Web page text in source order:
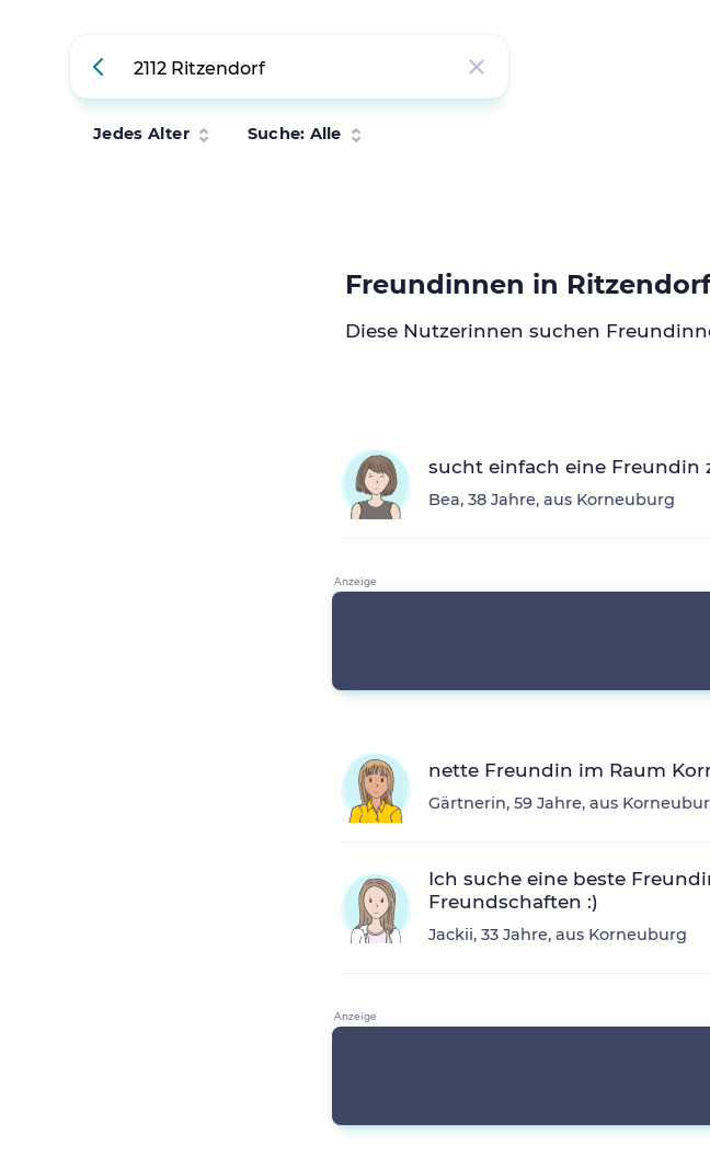
Jedes Alter Suche: Alle
Freundinnen in
Diese Nutzerinnen suchen
sucht einfach eine Freundin
Bea, 38 Jahre, aus Korneuburg
nette Freundin im Raum
Gärtnerin, 59 Jahre, aus
Ich suche eine beste
Freundschaften :)
Jackii, 33 Jahre, aus Korneuburg